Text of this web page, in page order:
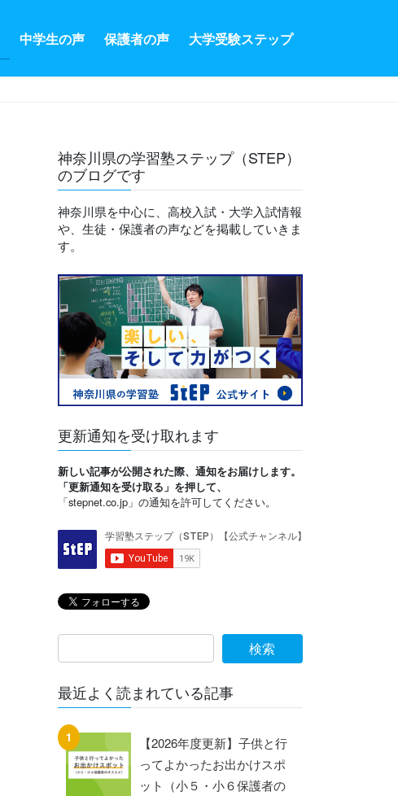
中学生の声 保護者の声 大学受験ステップ
神奈川県の学習塾ステップ（STEP）
のブログです
神奈川県を中心に、高校入試・大学入試情報
や、生徒・保護者の声などを掲載していきま
す。
更新通知を受け取れます
新しい記事が公開された際、通知をお届けします。
「更新通知を受け取る」を押して、
「stepnet.co.jp」の通知を許可してください。
最近よく読まれている記事
【2026年度更新】子供と行
ってよかったお出かけスポ
ット（小５・小６保護者の